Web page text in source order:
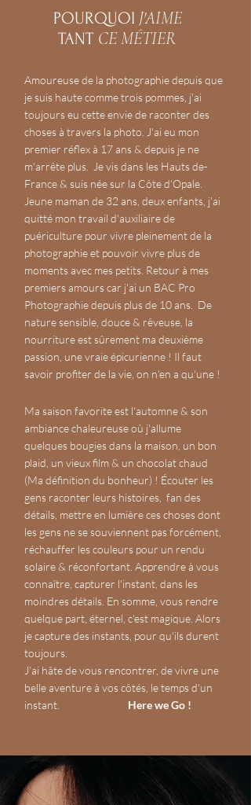
POURQUOI J'AIME
TANT CE MÉTIER
Amoureuse de la photographie depuis que
je suis haute comme trois pommes, j'ai
toujours eu cette envie de raconter des
choses à travers la photo. J'ai eu mon
premier réflex à 17 ans & depuis je ne
m'arrête plus. Je vis dans les Hauts de-
France & suis née sur la Côte d'Opale.
Jeune maman de 32 ans, deux enfants, j'ai
quitté mon travail d'auxiliaire de
puériculture pour vivre pleinement de la
photographie et pouvoir vivre plus de
moments avec mes petits. Retour à mes
premiers amours car j'ai un BAC Pro
Photographie depuis plus de 10 ans. De
nature sensible, douce & rêveuse, la
nourriture est sûrement ma deuxième
passion, une vraie épicurienne ! Il faut
savoir profiter de la vie, on n'en a qu'une !
Ma saison favorite est l'automne & son
ambiance chaleureuse où j'allume
quelques bougies dans la maison, un bon
plaid, un vieux film & un chocolat chaud
(Ma définition du bonheur) ! Écouter les
gens raconter leurs histoires, fan des
détails, mettre en lumière ces choses dont
les gens ne se souviennent pas forcément,
réchauffer les couleurs pour un rendu
solaire & réconfortant. Apprendre à vous
connaître, capturer l'instant, dans les
moindres détails. En somme, vous rendre
quelque part, éternel, c'est magique. Alors
je capture des instants, pour qu'ils durent
toujours.
J'ai hâte de vous rencontrer, de vivre une
belle aventure à vos côtés, le temps d'un
instant. Here we Go !